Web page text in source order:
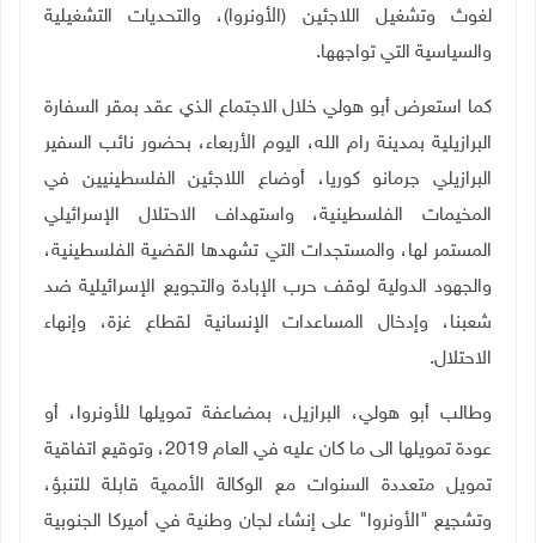
لغوث وتشغيل اللاجئين (الأونروا)، والتحديات التشغيلية
والسياسية التي تواجهها.
كما استعرض أبو هولي خلال الاجتماع الذي عقد بمقر السفارة
البرازيلية بمدينة رام الله، اليوم الأربعاء، بحضور نائب السفير
البرازيلي جرمانو كوريا، أوضاع اللاجئين الفلسطينيين في
المخيمات الفلسطينية، واستهداف الاحتلال الإسرائيلي
المستمر لها، والمستجدات التي تشهدها القضية الفلسطينية،
والجهود الدولية لوقف حرب الإبادة والتجويع الإسرائيلية ضد
شعبنا، وإدخال المساعدات الإنسانية لقطاع غزة، وإنهاء
الاحتلال.
وطالب أبو هولي، البرازيل، بمضاعفة تمويلها للأونروا، أو
عودة تمويلها الى ما كان عليه في العام 2019، وتوقيع اتفاقية
تمويل متعددة السنوات مع الوكالة الأممية قابلة للتنبؤ،
وتشجيع "الأونروا" على إنشاء لجان وطنية في أميركا الجنوبية